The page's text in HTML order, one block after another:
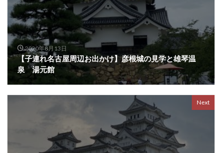
2020年8月13日
【子連れ名古屋周辺お出かけ】彦根城の見学と雄琴温
泉 湯元館
Next